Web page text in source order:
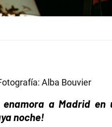
Alba Bouvier
enamora a Madrid
noche!